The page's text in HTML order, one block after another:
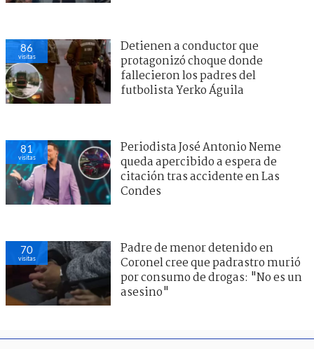
86
visitas
Detienen a conductor que
protagonizó choque donde
fallecieron los padres del
futbolista Yerko Águila
81
visitas
Periodista José Antonio Neme
queda apercibido a espera de
citación tras accidente en Las
Condes
70
visitas
Padre de menor detenido en
Coronel cree que padrastro murió
por consumo de drogas: "No es un
asesino"